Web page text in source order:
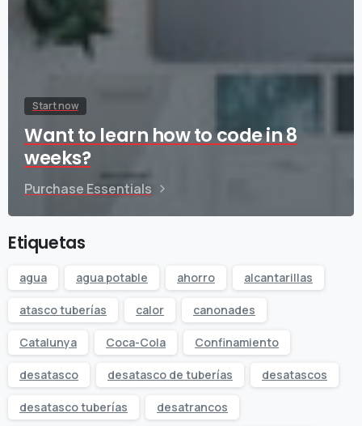
Start now
Want to learn how to code in 8
weeks?
Purchase Essentials
Etiquetas
agua agua potable ahorro alcantarillas
atasco tuberías calor canonades
Catalunya Coca-Cola Confinamiento
desatasco desatasco de tuberías desatascos
desatasco tuberías desatrancos